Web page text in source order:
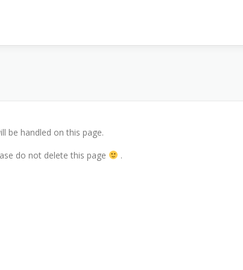
be handled on this page.
do not delete this page
.